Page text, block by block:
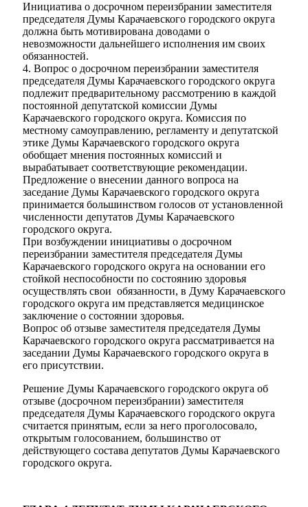
Инициатива о досрочном переизбрании заместителя
председателя Думы Карачаевского городского округа
должна быть мотивирована доводами о
невозможности дальнейшего исполнения им своих
обязанностей.
4. Вопрос о досрочном переизбрании заместителя
председателя Думы Карачаевского городского округа
подлежит предварительному рассмотрению в каждой
постоянной депутатской комиссии Думы
Карачаевского городского округа. Комиссия по
местному самоуправлению, регламенту и депутатской
этике Думы Карачаевского городского округа
обобщает мнения постоянных комиссий и
вырабатывает соответствующие рекомендации.
Предложение о внесении данного вопроса на
заседание Думы Карачаевского городского округа
принимается большинством голосов от установленной
численности депутатов Думы Карачаевского
городского округа.
При возбуждении инициативы о досрочном
переизбрании заместителя председателя Думы
Карачаевского городского округа на основании его
стойкой неспособности по состоянию здоровья
осуществлять свои обязанности, в Думу Карачаевского
городского округа им представляется медицинское
заключение о состоянии здоровья.
Вопрос об отзыве заместителя председателя Думы
Карачаевского городского округа рассматривается на
заседании Думы Карачаевского городского округа в
его присутствии.
Решение Думы Карачаевского городского округа об
отзыве (досрочном переизбрании) заместителя
председателя Думы Карачаевского городского округа
считается принятым, если за него проголосовало,
открытым голосованием, большинство от
действующего состава депутатов Думы Карачаевского
городского округа.